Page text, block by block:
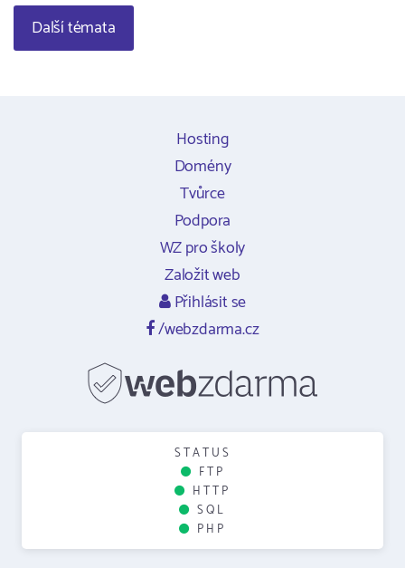
Další témata
Hosting
Domény
Tvůrce
Podpora
WZ pro školy
Založit web
Přihlásit se
/webzdarma.cz
STATUS
FTP
HTTP
SQL
PHP